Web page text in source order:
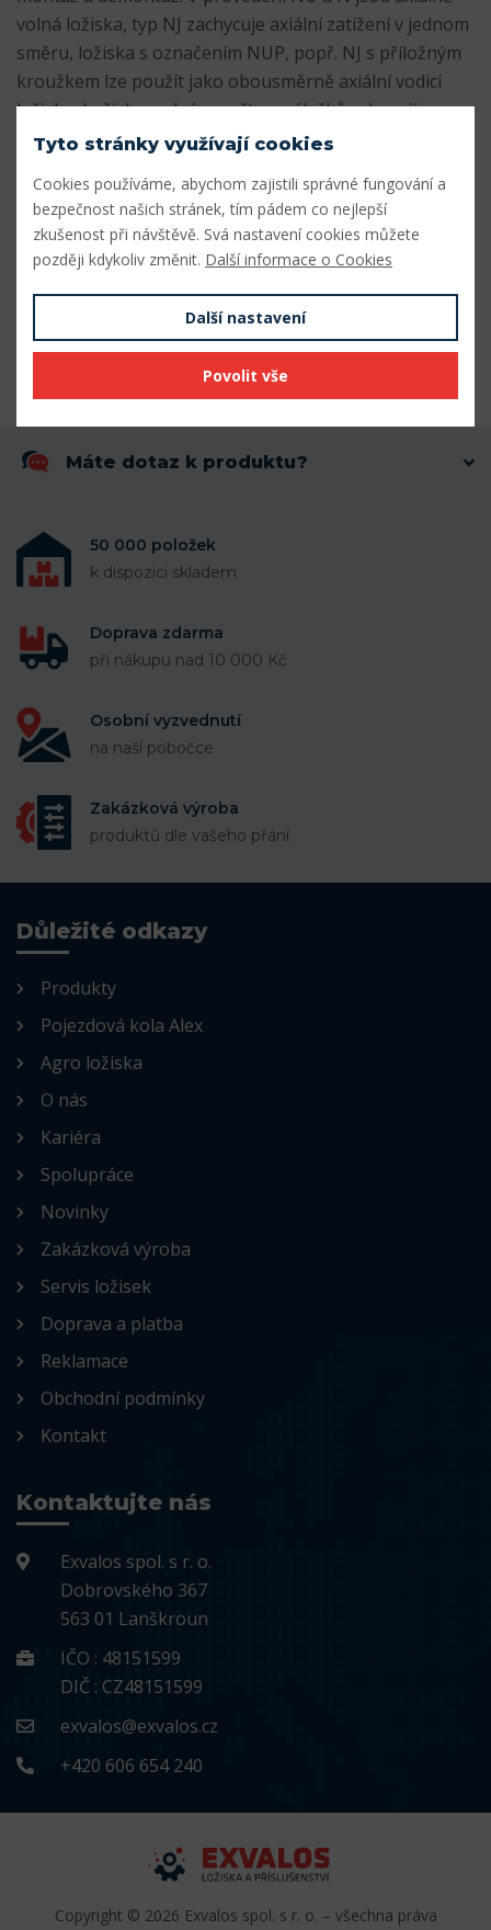
volná ložiska, typ NJ zachycuje axiální zatížení v jednom
směru, ložiska s označením NUP, popř. NJ s příložným
kroužkem lze použít jako obousměrně axiální vodicí
ložisko. Ložiska s plným počtem válečků vykazují
zvláště vysokou únosnost při relativně malých
Parametry
Vnitřní průměr (mm)
Šířka (mm) 35
Máte dotaz k produktu?
50 000 položek
k dispozici skladem
Doprava zdarma
při nákupu nad 10 000 Kč
Osobní vyzvednutí
na naší pobočce
Zakázková výroba
produktů dle vašeho přání
Důležité odkazy
Produkty
Pojezdová kola Alex
Agro ložiska
O nás
Kariéra
Spolupráce
Novinky
Zakázková výroba
Servis ložisek
Doprava a platba
Reklamace
Obchodní podmínky
Kontakt
Kontaktujte nás
Exvalos spol. s r. o.
Dobrovského 367
563 01 Lanškroun
IČO : 48151599
DIČ : CZ48151599
exvalos@exvalos.cz
+420 606 654 240
Copyright © 2026 Exvalos spol. s r. o. – všechna práva
Tyto stránky využívají cookies
Cookies používáme, abychom zajistili správné fungování a
bezpečnost našich stránek, tím pádem co nejlepší
zkušenost při návštěvě. Svá nastavení cookies můžete
později kdykoliv změnit. Další informace o Cookies
Další nastavení
Povolit vše